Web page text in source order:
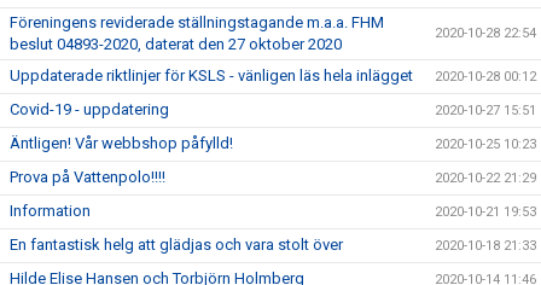
Föreningens reviderade ställningstagande m.a.a. FHM
beslut 04893-2020, daterat den 27 oktober 2020
2020-10-28 22:54
Uppdaterade riktlinjer för KSLS - vänligen läs hela inlägget 2020-10-28 00:12
Covid-19 - uppdatering 2020-10-27 15:51
Äntligen! Vår webbshop påfylld! 2020-10-25 10:23
Prova på Vattenpolo!!!! 2020-10-22 21:29
Information 2020-10-21 19:53
En fantastisk helg att glädjas och vara stolt över 2020-10-18 21:33
Hilde Elise Hansen och Torbjörn Holmberg 2020-10-14 11:46